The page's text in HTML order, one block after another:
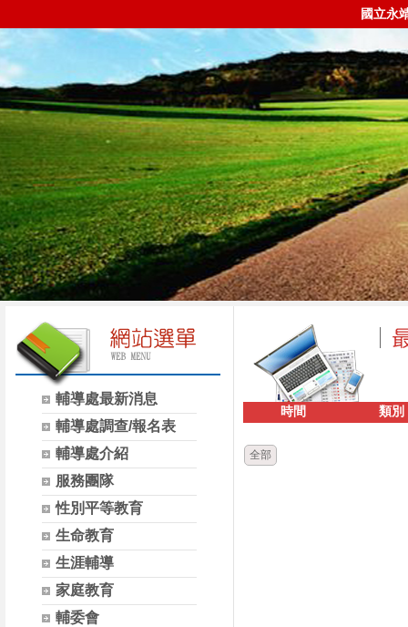
國立永
輔導處最新消息
輔導處調查/報名表
輔導處介紹
服務團隊
性別平等教育
生命教育
生涯輔導
家庭教育
輔委會
時間 類別
全部